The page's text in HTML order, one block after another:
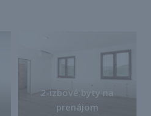
2-izbové byty na
prenájom